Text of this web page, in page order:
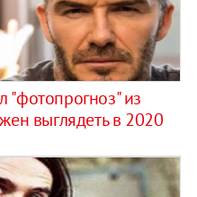
"фотопрогноз" из
выглядеть в 2020